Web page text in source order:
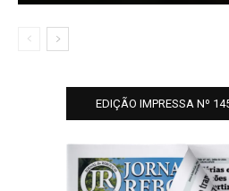
EDIÇÃO IMPRESSA Nº